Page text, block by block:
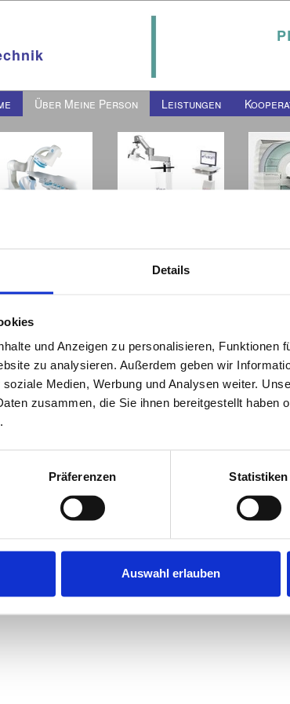
Details
und Anzeigen zu personalisieren, Funktionen
zu analysieren. Außerdem geben wir
Medien, Werbung und Analysen weiter.
zusammen, die Sie ihnen bereitgestellt haben
Präferenzen Statistiken
Auswahl erlauben
Über Meine Person Leistungen
habe ich es mir
Beschaffungsprozess von
bei Organisationsabläufen,
zu unterstützen.
auf den für Sie messbaren
einschließlich
Gesamtsysteme
Mammographie.
und anderen
Deutschland zurück, bin